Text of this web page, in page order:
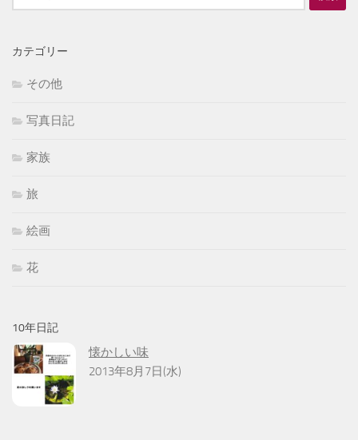
索:
カテゴリー
その他
写真日記
家族
旅
絵画
花
10年日記
懐かしい味
2013年8月7日(水)